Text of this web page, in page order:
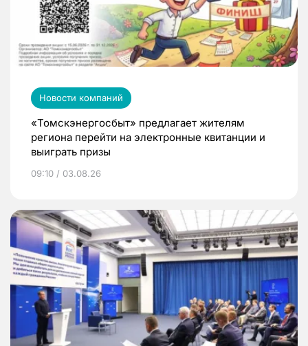
Новости компаний
«Томскэнергосбыт» предлагает жителям
региона перейти на электронные квитанции и
выиграть призы
09:10 / 03.08.26